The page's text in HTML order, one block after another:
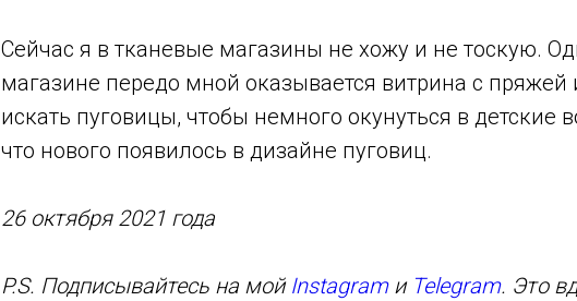
Сейчас я в тканевые магазины не хожу и не тоскую.
магазине передо мной оказывается витрина с пряжей
искать пуговицы, чтобы немного окунуться в детские
что нового появилось в дизайне пуговиц.
26 октября 2021 года
P.S. Подписывайтесь на мой Instagramи Telegram. Это